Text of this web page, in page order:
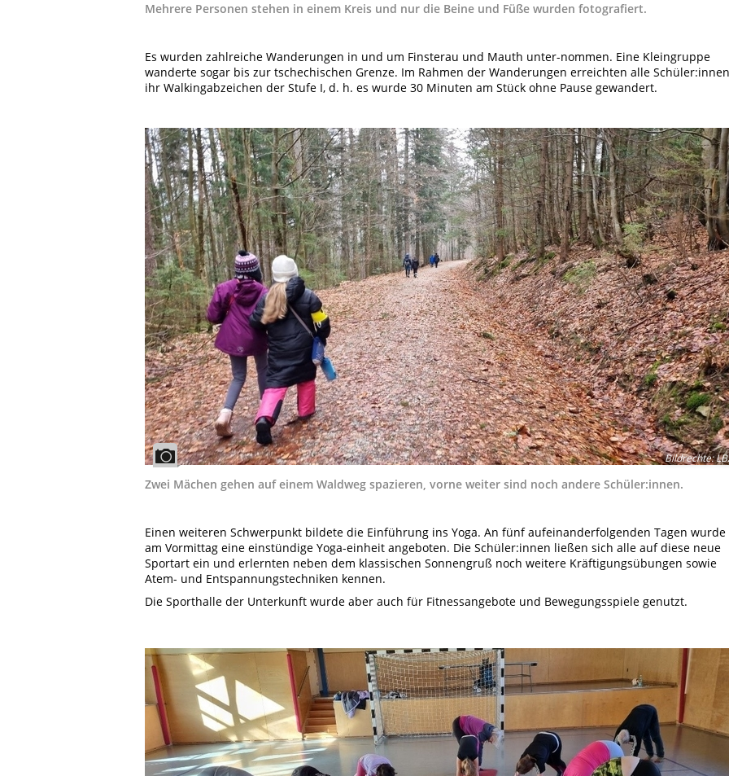
Mehrere Personen stehen in einem Kreis und nur die Beine und Füße wurden fotografiert.
Es wurden zahlreiche Wanderungen in und um Finsterau und Mauth unter-nommen. Eine Kleingruppe
wanderte sogar bis zur tschechischen Grenze. Im Rahmen der Wanderungen erreichten alle Schüler:innen
ihr Walkingabzeichen der Stufe I, d. h. es wurde 30 Minuten am Stück ohne Pause gewandert.
Bildrechte:
Zwei Mächen gehen auf einem Waldweg spazieren, vorne weiter sind noch andere Schüler:innen.
Einen weiteren Schwerpunkt bildete die Einführung ins Yoga. An fünf aufeinanderfolgenden Tagen wurde
am Vormittag eine einstündige Yoga-einheit angeboten. Die Schüler:innen ließen sich alle auf diese neue
Sportart ein und erlernten neben dem klassischen Sonnengruß noch weitere Kräftigungsübungen sowie
Atem- und Entspannungstechniken kennen.
Die Sporthalle der Unterkunft wurde aber auch für Fitnessangebote und Bewegungsspiele genutzt.